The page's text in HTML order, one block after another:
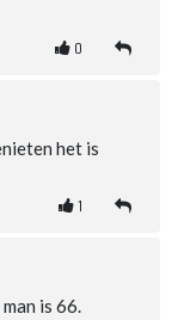
0
het is
1
is 66.